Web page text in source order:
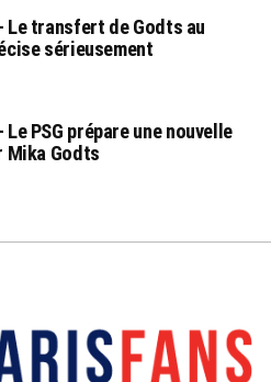
Le transfert de Godts au
sérieusement
PSG prépare une nouvelle
Mika Godts